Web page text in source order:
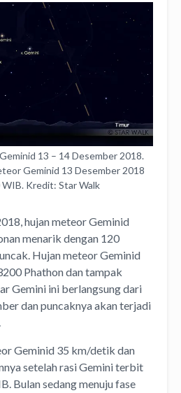
13 – 14 Desember 2018.
Geminid 13 Desember 2018
Kredit: Star Walk
hujan meteor Geminid
menarik dengan 120
Hujan meteor Geminid
Phathon dan tampak
Gemini ini berlangsung dari
dan puncaknya akan terjadi
Geminid 35 km/detik dan
setelah rasi Gemini terbit
Bulan sedang menuju fase